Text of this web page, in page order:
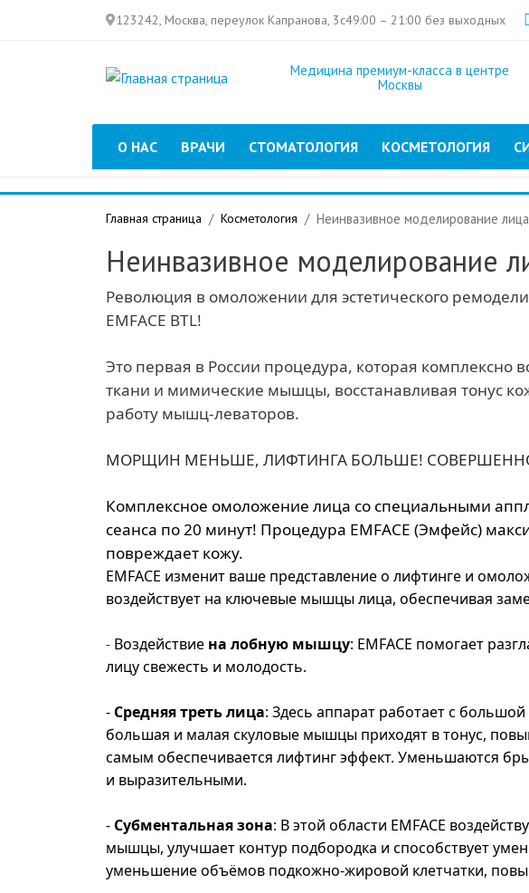
123242, Москва, переулок Капранова, 3с49:00 – 21:00 без выходных
Медицина премиум-класса в центре
Москвы
О НАС ВРАЧИ СТОМАТОЛОГИЯ КОСМЕТОЛОГИЯ
Главная страница Косметология Неинвазивное моделирование лица
Неинвазивное моделирование
Pеволюция в омоложении для эстетического
EMFACE BTL!
Это первая в России процедура, которая комплексно
ткани и мимические мышцы, восстанавливая тонус
работу мышц-леваторов.
МОРЩИН МЕНЬШЕ, ЛИФТИНГА БОЛЬШЕ!
Комплексное омоложение лица со специальными
сеанса по 20 минут! Процедура EMFACE (Эмфейс)
повреждает кожу.
EMFACE изменит ваше представление о лифтинге и
воздействует на ключевые мышцы лица, обеспечивая
- Воздействие на лобную мышцу: EMFACE помогает
лицу свежесть и молодость.
- Средняя треть лица: Здесь аппарат работает с
большая и малая скуловые мышцы приходят в тонус,
самым обеспечивается лифтинг эффект. Уменьшаются
и выразительными.
- Субментальная зона: В этой области EMFACE
мышцы, улучшает контур подбородка и способствует
уменьшение объёмов подкожно-жировой клетчатки,